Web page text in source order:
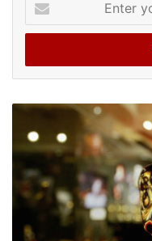
your
Email